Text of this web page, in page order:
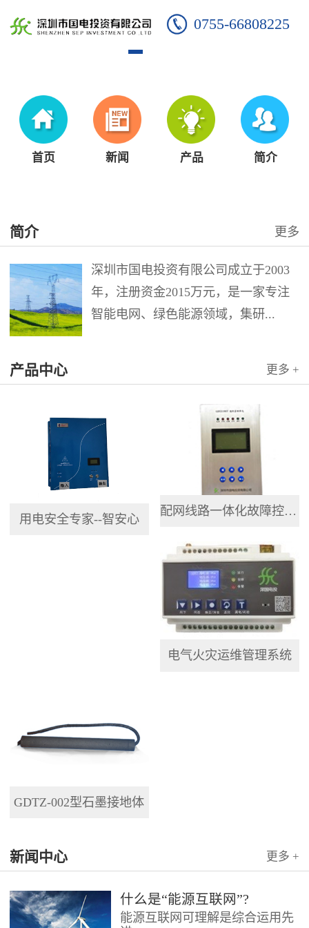
0755-66808225
首页 新闻 产品 简介
简介 更多
深圳市国电投资有限公司成立于2003
年，注册资金2015万元，是一家专注
智能电网、绿色能源领域，集研...
产品中心 更多 +
用电安全专家--智安心
配网线路一体化故障控制终端
电气火灾运维管理系统
GDTZ-002型石墨接地体
新闻中心 更多 +
什么是“能源互联网”?
能源互联网可理解是综合运用先